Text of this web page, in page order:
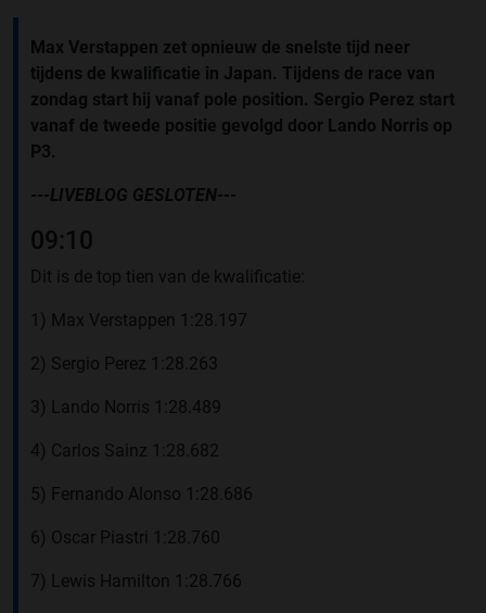
Max Verstappen zet opnieuw de snelste tijd neer
tijdens de kwalificatie in Japan. Tijdens de race van
zondag start hij vanaf pole position. Sergio Perez start
vanaf de tweede positie gevolgd door Lando Norris op
P3.
---LIVEBLOG GESLOTEN---
09:10
Dit is de top tien van de kwalificatie:
1) Max Verstappen 1:28.197
2) Sergio Perez 1:28.263
3) Lando Norris 1:28.489
4) Carlos Sainz 1:28.682
5) Fernando Alonso 1:28.686
6) Oscar Piastri 1:28.760
7) Lewis Hamilton 1:28.766